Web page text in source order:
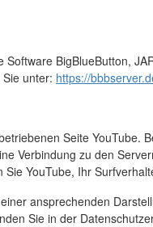
BigBlueButton,
unter: https://
Seite YouTube.
Verbindung zu den
YouTube, Ihr
ansprechenden
Sie in der